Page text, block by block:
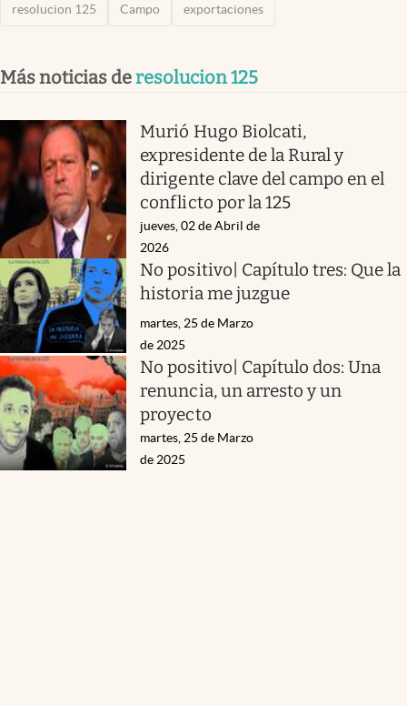
resolucion 125 Campo exportaciones
Más noticias deresolucion 125
Murió Hugo Biolcati,
expresidente de la Rural y
dirigente clave del campo en el
conflicto por la 125
jueves, 02 de Abril de
2026
No positivo| Capítulo tres: Que la
historia me juzgue
martes, 25 de Marzo
de 2025
No positivo| Capítulo dos: Una
renuncia, un arresto y un
proyecto
martes, 25 de Marzo
de 2025